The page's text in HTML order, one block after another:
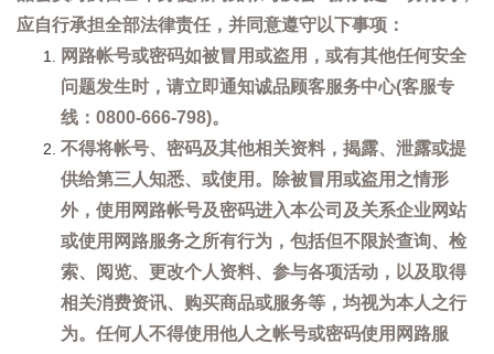
应自行承担全部法律责任，并同意遵守以下事项：
网路帐号或密码如被冒用或盗用，或有其他任何安全
问题发生时，请立即通知诚品顾客服务中心(客服专
线：0800-666-798)。
不得将帐号、密码及其他相关资料，揭露、泄露或提
供给第三人知悉、或使用。除被冒用或盗用之情形
外，使用网路帐号及密码进入本公司及关系企业网站
或使用网路服务之所有行为，包括但不限於查询、检
索、阅览、更改个人资料、参与各项活动，以及取得
相关消费资讯、购买商品或服务等，均视为本人之行
为。任何人不得使用他人之帐号或密码使用网路服